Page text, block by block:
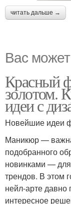
читать дальше →
Вас
Красный
золотом.
идеи с
Новейшие идеи
Маникюр —
подобранного
новинками —
трендов. В этом
нейл-арте давно
интересное